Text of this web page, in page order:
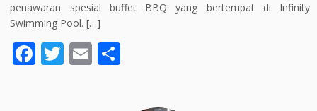
penawaran spesial buffet BBQ yang bertempat di Infinity
Swimming Pool. […]
F T E